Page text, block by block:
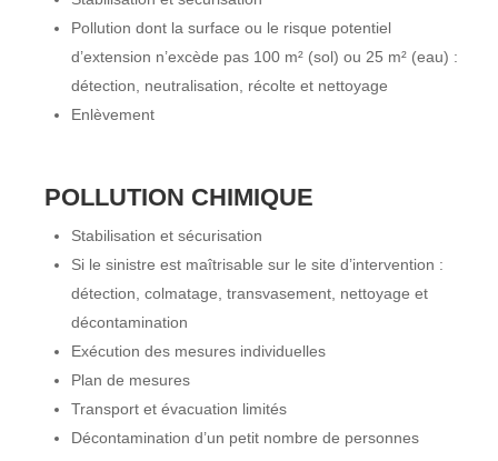
Pollution dont la surface ou le risque potentiel
d’extension n’excède pas 100 m² (sol) ou 25 m² (eau) :
détection, neutralisation, récolte et nettoyage
Enlèvement
POLLUTION CHIMIQUE
Stabilisation et sécurisation
Si le sinistre est maîtrisable sur le site d’intervention :
détection, colmatage, transvasement, nettoyage et
décontamination
Exécution des mesures individuelles
Plan de mesures
Transport et évacuation limités
Décontamination d’un petit nombre de personnes